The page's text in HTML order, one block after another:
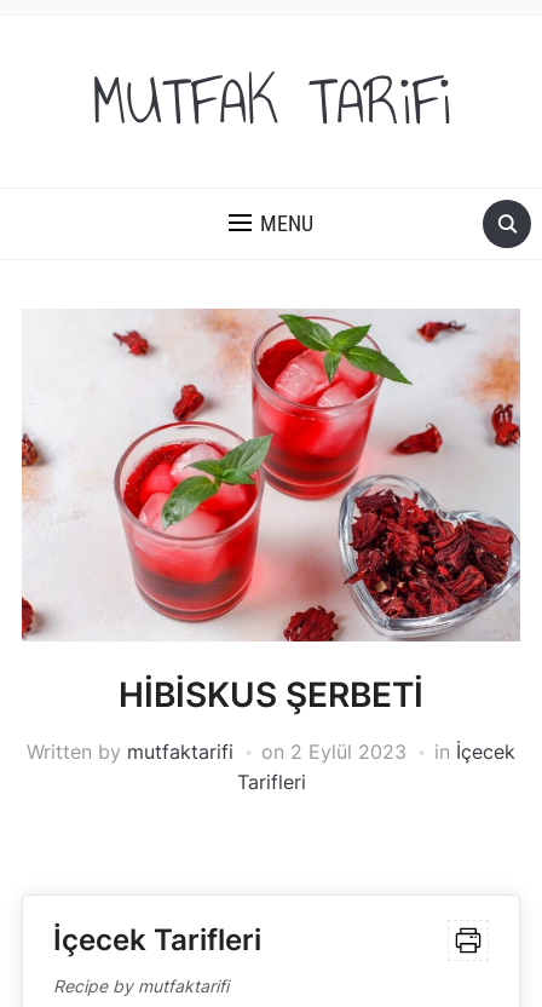
MUTFAK TARiFi
MENU
HİBİSKUS ŞERBETİ
Written by mutfaktarifi on 2 Eylül 2023 in İçecek
Tarifleri
İçecek Tarifleri
Recipe by mutfaktarifi